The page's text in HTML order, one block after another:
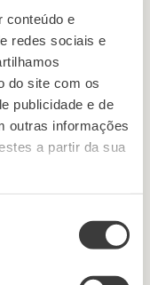
conteúdo e
redes sociais e
do site com os
publicidade e de
outras informações
a partir da sua
do